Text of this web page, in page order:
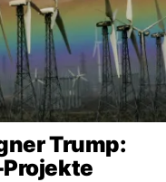
Trump: